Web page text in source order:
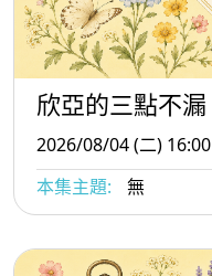
欣亞的三點不漏
2026/08/04 (二) 16:00
本集主題:
無